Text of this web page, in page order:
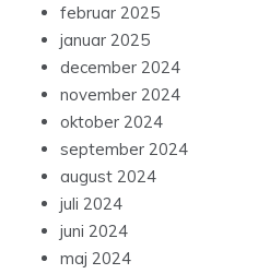
februar 2025
januar 2025
december 2024
november 2024
oktober 2024
september 2024
august 2024
juli 2024
juni 2024
maj 2024